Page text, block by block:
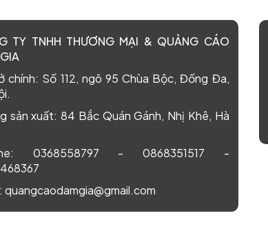
TY TNHH THƯƠNG MẠI & QUẢNG CÁO
chính: Số 112, ngõ 95 Chùa Bộc, Đống Đa,
sản xuất:84 Bắc Quán Gánh, Nhị Khê, Hà
0368558797 - 0868351517 -
quangcaodamgia@gmail.com